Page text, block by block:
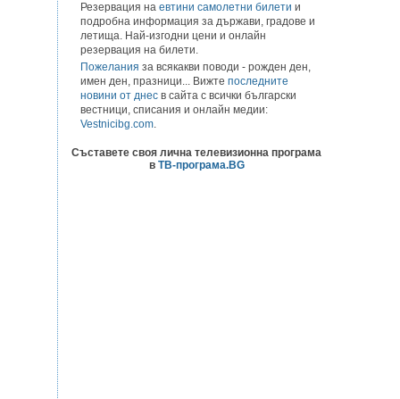
Резервация на евтини самолетни билети и
подробна информация за държави, градове и
летища. Най-изгодни цени и онлайн
резервация на билети.
Пожелания за всякакви поводи - рожден ден,
имен ден, празници... Вижте последните
новини от днес в сайта с всички български
вестници, списания и онлайн медии:
Vestnicibg.com.
Съставете своя лична телевизионна програма
в ТВ-програма.BG